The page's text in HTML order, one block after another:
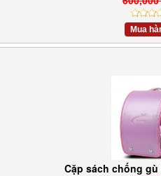
Mua
Cặp sách chống